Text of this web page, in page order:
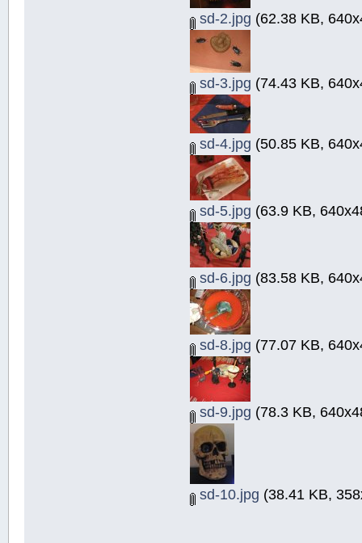
sd-2.jpg (62.38 KB,
sd-3.jpg (74.43 KB,
sd-4.jpg (50.85 KB,
sd-5.jpg (63.9 KB,
sd-6.jpg (83.58 KB,
sd-8.jpg (77.07 KB,
sd-9.jpg (78.3 KB,
sd-10.jpg (38.41 KB,